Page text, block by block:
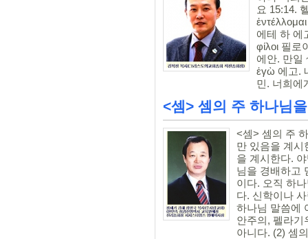
요 15:14.
에테 하 에
φίλοι 필
에안. 만일
ἐγὼ 에고.
<셈> 셈의 주 하나님
<셈> 셈의 주
만 있음을 계시
을 계시한다.
님을 경배하고
이다. 오직 하
다. 신학이나
하나님 말씀에
안주의, 펠라기
아니다. (2) 셈